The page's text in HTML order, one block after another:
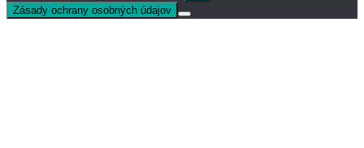
Zásady ochrany osobných údajov